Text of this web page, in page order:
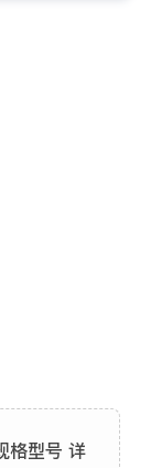
格型号 详